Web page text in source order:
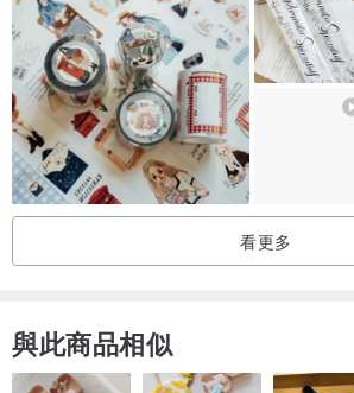
而PET是一種類似尼龍透明的材質
5/ 膠帶上的圖案需自己裁剪
拍下商品即默認上述 為了您的權益 請在購買
如在使用中有任何疑問 歡迎諮詢設計師
看更多
與此商品相似